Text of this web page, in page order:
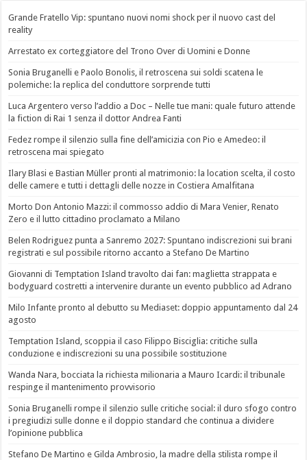
Grande Fratello Vip: spuntano nuovi nomi shock per il nuovo cast del
reality
Arrestato ex corteggiatore del Trono Over di Uomini e Donne
Sonia Bruganelli e Paolo Bonolis, il retroscena sui soldi scatena le
polemiche: la replica del conduttore sorprende tutti
Luca Argentero verso l’addio a Doc – Nelle tue mani: quale futuro attende
la fiction di Rai 1 senza il dottor Andrea Fanti
Fedez rompe il silenzio sulla fine dell’amicizia con Pio e Amedeo: il
retroscena mai spiegato
Ilary Blasi e Bastian Müller pronti al matrimonio: la location scelta, il costo
delle camere e tutti i dettagli delle nozze in Costiera Amalfitana
Morto Don Antonio Mazzi: il commosso addio di Mara Venier, Renato
Zero e il lutto cittadino proclamato a Milano
Belen Rodriguez punta a Sanremo 2027: Spuntano indiscrezioni sui brani
registrati e sul possibile ritorno accanto a Stefano De Martino
Giovanni di Temptation Island travolto dai fan: maglietta strappata e
bodyguard costretti a intervenire durante un evento pubblico ad Adrano
Milo Infante pronto al debutto su Mediaset: doppio appuntamento dal 24
agosto
Temptation Island, scoppia il caso Filippo Bisciglia: critiche sulla
conduzione e indiscrezioni su una possibile sostituzione
Wanda Nara, bocciata la richiesta milionaria a Mauro Icardi: il tribunale
respinge il mantenimento provvisorio
Sonia Bruganelli rompe il silenzio sulle critiche social: il duro sfogo contro
i pregiudizi sulle donne e il doppio standard che continua a dividere
l’opinione pubblica
Stefano De Martino e Gilda Ambrosio, la madre della stilista rompe il